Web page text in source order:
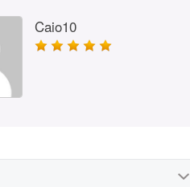
Caio10